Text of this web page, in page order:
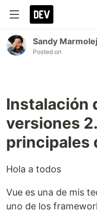
Sandy
Posted on
Instalación
versiones
principales
Hola a todos
Vue es una de mis
uno de los